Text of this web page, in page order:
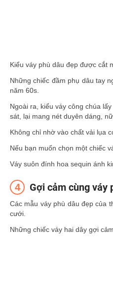
Kiểu váy phù dâu đẹp được cắt
Những chiếc đầm phụ dâu tay
năm 60s.
Ngoài ra, kiểu váy công chúa
sát, lại mang nét duyên dáng,
Không chỉ nhờ vào chất vải lụa
Nếu bạn muốn chọn một chiếc
Váy suôn đính hoa sequin ánh
Gợi cảm cùng váy
Các mẫu váy phù dâu đẹp của
cưới.
Những chiếc váy hai dây gợi